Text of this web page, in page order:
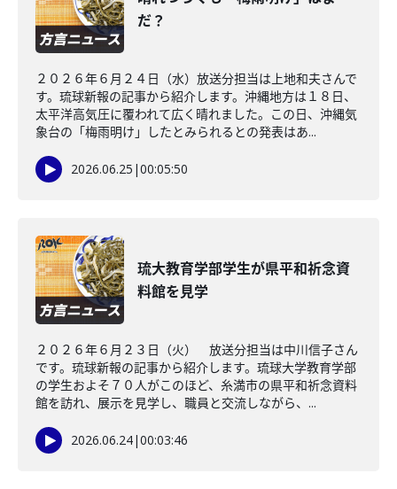
だ？
２０２６年６月２４日（水）放送分担当は上地和夫さんで
す。琉球新報の記事から紹介します。沖縄地方は１８日、
太平洋高気圧に覆われて広く晴れました。この日、沖縄気
象台の「梅雨明け」したとみられるとの発表はあ...
2026.06.25 |00:05:50
琉大教育学部学生が県平和祈念資
料館を見学
２０２６年６月２３日（火） 放送分担当は中川信子さん
です。琉球新報の記事から紹介します。琉球大学教育学部
の学生およそ７０人がこのほど、糸満市の県平和祈念資料
館を訪れ、展示を見学し、職員と交流しながら、...
2026.06.24|00:03:46